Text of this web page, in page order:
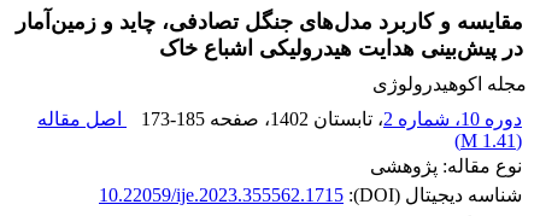
مقایسه و کاربرد مدل‌های جنگل تصادفی، چاید و زمین‌آمار
در پیش‌بینی هدایت ‏هیدرولیکی اشباع خاک
مجله اکوهیدرولوژی
دوره 10، شماره 2
، تابستان 1402 ، صفحه 173-185
اصل مقاله
(
1.41 M
)
نوع مقاله: پژوهشی
شناسه دیجیتال (DOI):
10.22059/ije.2023.355562.1715